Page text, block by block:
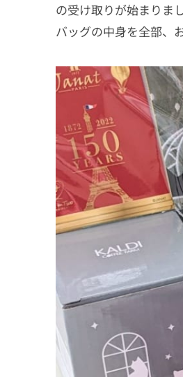
の受け取りが始まりま
バッグの中身を全部、